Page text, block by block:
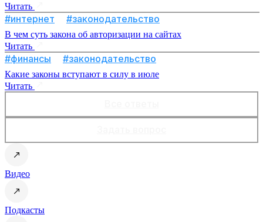
Читать
#интернет #законодательство
В чем суть закона об авторизации на сайтах
Читать
#финансы #законодательство
Какие законы вступают в силу в июле
Читать
Видео
Подкасты